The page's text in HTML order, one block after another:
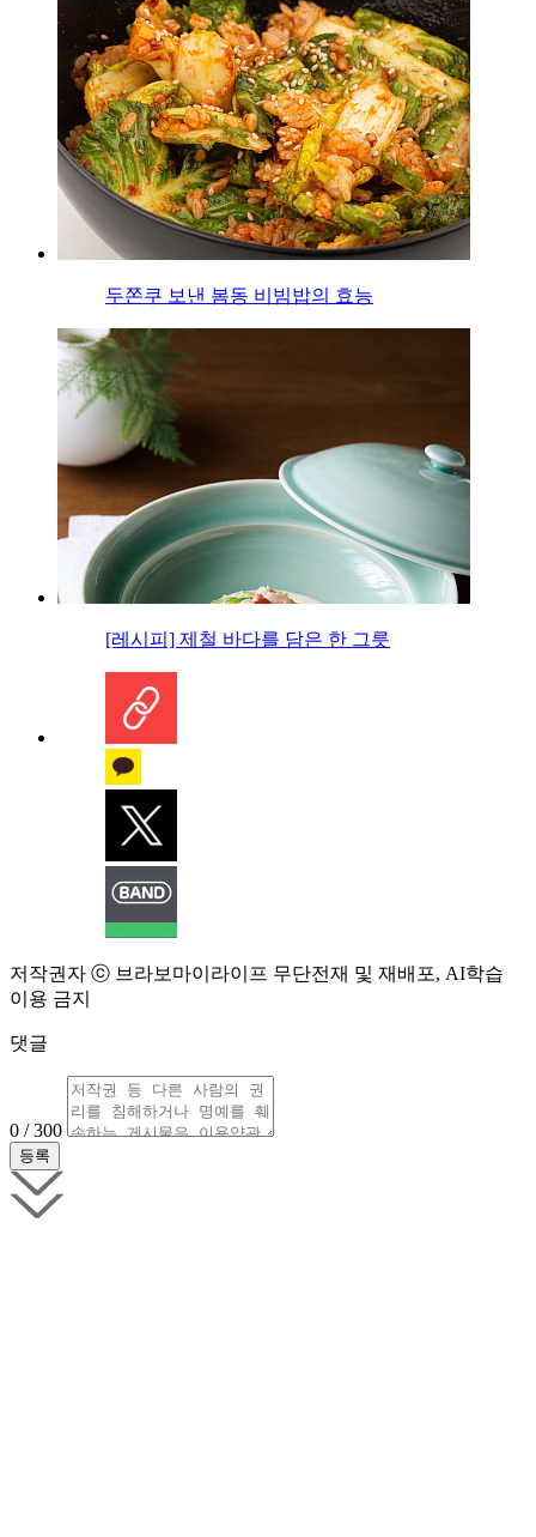
두쫀쿠 보낸 봄동 비빔밥의 효능
[레시피] 제철 바다를 담은 한 그릇
저작권자 ⓒ 브라보마이라이프 무단전재 및 재배포, AI학습
이용 금지
댓글
0 / 300